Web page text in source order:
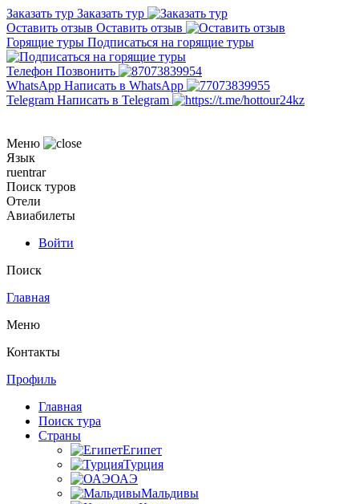
Заказать тур Заказать тур
Оставить отзыв Оставить отзыв
Горящие туры Подписаться на горящие туры
Телефон Позвонить
WhatsApp Написать в WhatsApp
Telegram Написать в Telegram
Меню
Язык
ruentrar
Поиск туров
Отели
Авиабилеты
Войти
Поиск
Главная
Меню
Контакты
Профиль
Главная
Поиск тура
Страны
Египет
Турция
ОАЭ
Мальдивы